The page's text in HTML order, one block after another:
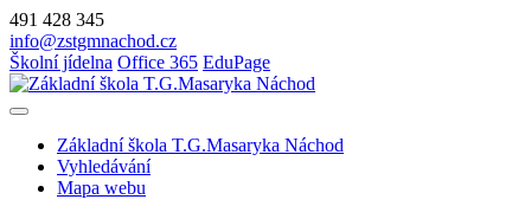
491 428 345
info@zstgmnachod.cz
Školní jídelna Office 365 EduPage
Základní škola T.G.Masaryka Náchod
Vyhledávání
Mapa webu